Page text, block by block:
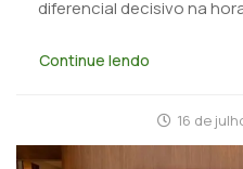
diferencial decisivo na
Continue lendo
16 de